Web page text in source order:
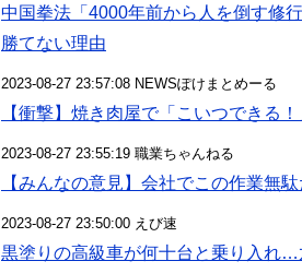
中国拳法「4000年前から人を倒す修
勝てない理由
2023-08-27 23:57:08 NEWSぽけまとめーる
【衝撃】焼き肉屋で「こいつできる
2023-08-27 23:55:19 職業ちゃんねる
【みんなの意見】会社でこの作業無
2023-08-27 23:50:00 えび速
黒塗りの高級車が何十台と乗り入れ